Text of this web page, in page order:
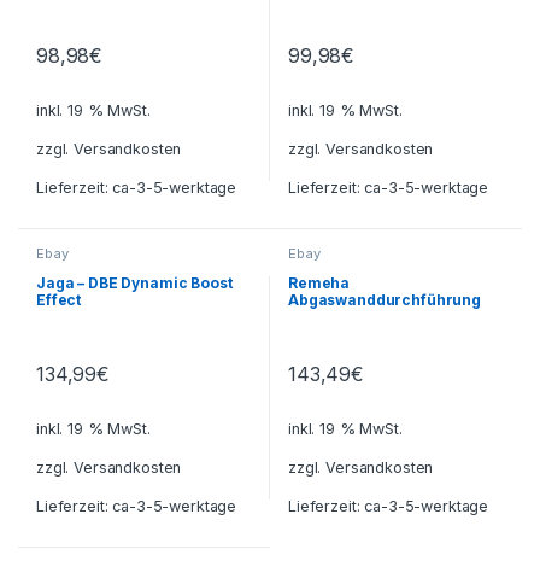
98,98€
inkl. 19 % MwSt.
zzgl.Versandkosten
Lieferzeit:ca-3-5-werktage
99,98€
inkl. 19 % MwSt.
zzgl.Versandkosten
Lieferzeit:ca-3-5-werktage
Ebay
Jaga – DBE Dynamic Boost
Effect
134,99€
inkl. 19 % MwSt.
zzgl.Versandkosten
Lieferzeit:ca-3-5-werktage
Ebay
Remeha
Abgaswanddurchführung
143,49€
inkl. 19 % MwSt.
zzgl.Versandkosten
Lieferzeit:ca-3-5-werktage